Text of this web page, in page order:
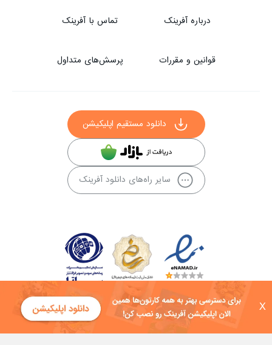
X
درباره آفرینک تماس با آفرینک
قوانین و مقررات پرسش‌های متداول
دانلود مستقیم اپلیکیشن
سایر راه‌های دانلود آفرینک
کلیه حقوق این سایت به شرکت توسعه فناوی هفت آسمان توکان تعلق دارد و